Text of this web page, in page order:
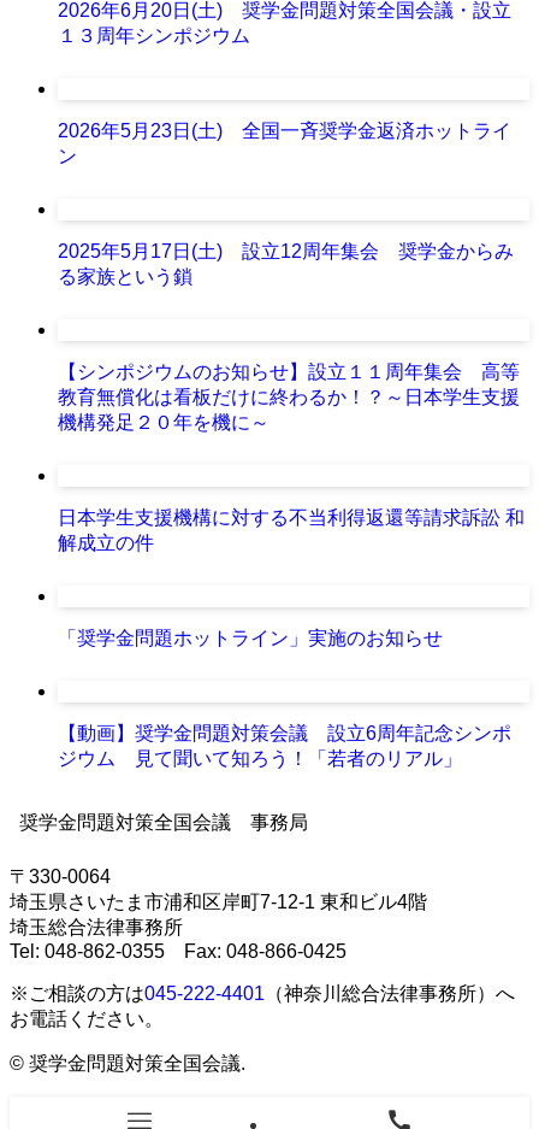
2026年6月20日(土) 奨学金問題対策全国会議・設立
１３周年シンポジウム
2026年5月23日(土) 全国一斉奨学金返済ホットライ
ン
2025年5月17日(土) 設立12周年集会 奨学金からみ
る家族という鎖
【シンポジウムのお知らせ】設立１１周年集会 高等
教育無償化は看板だけに終わるか！？～日本学生支援
機構発足２０年を機に～
日本学生支援機構に対する不当利得返還等請求訴訟 和
解成立の件
「奨学金問題ホットライン」実施のお知らせ
【動画】奨学金問題対策会議 設立6周年記念シンポ
ジウム 見て聞いて知ろう！「若者のリアル」
奨学金問題対策全国会議 事務局
〒330-0064
埼玉県さいたま市浦和区岸町7-12-1 東和ビル4階
埼玉総合法律事務所
Tel: 048-862-0355 Fax: 048-866-0425
※ご相談の方は045-222-4401 （神奈川総合法律事務所）へ
お電話ください。
© 奨学金問題対策全国会議.